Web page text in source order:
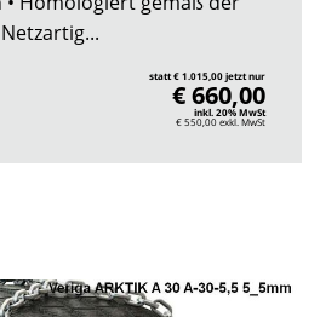
statt € 1.015,00 jetzt nur
€ 660,00
inkl. 20% MwSt
€ 550,00exkl. MwSt